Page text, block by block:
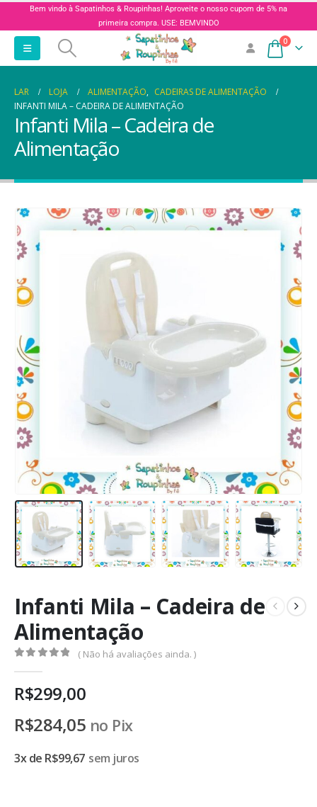
Bem vindo à Sapatinhos & Roupinhas! Aproveite o nosso cupom de 5% na
primeira compra. USE: BEMVINDO
0
LAR LOJA ALIMENTAÇÃO, CADEIRAS DE ALIMENTAÇÃO
INFANTI MILA – CADEIRA DE ALIMENTAÇÃO
Infanti Mila – Cadeira de
Alimentação
Infanti Mila – Cadeira de
Alimentação
( Não há avaliações ainda. )
R$299,00
R$284,05 no Pix
3x de R$99,67 sem juros